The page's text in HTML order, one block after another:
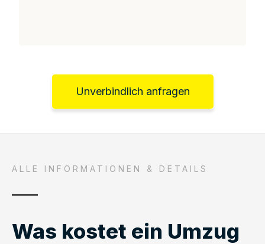
Unverbindlich anfragen
ALLE INFORMATIONEN & DETAILS
Was kostet ein Umzug